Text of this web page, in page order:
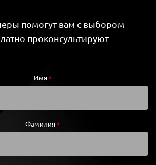
помогут вам с выбором
проконсультируют
Имя *
Фамилия *